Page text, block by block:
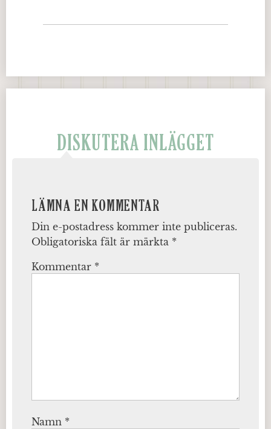
DISKUTERA INLÄGGET
LÄMNA EN KOMMENTAR
Din e-postadress kommer inte publiceras.
Obligatoriska fält är märkta *
Kommentar *
Namn *